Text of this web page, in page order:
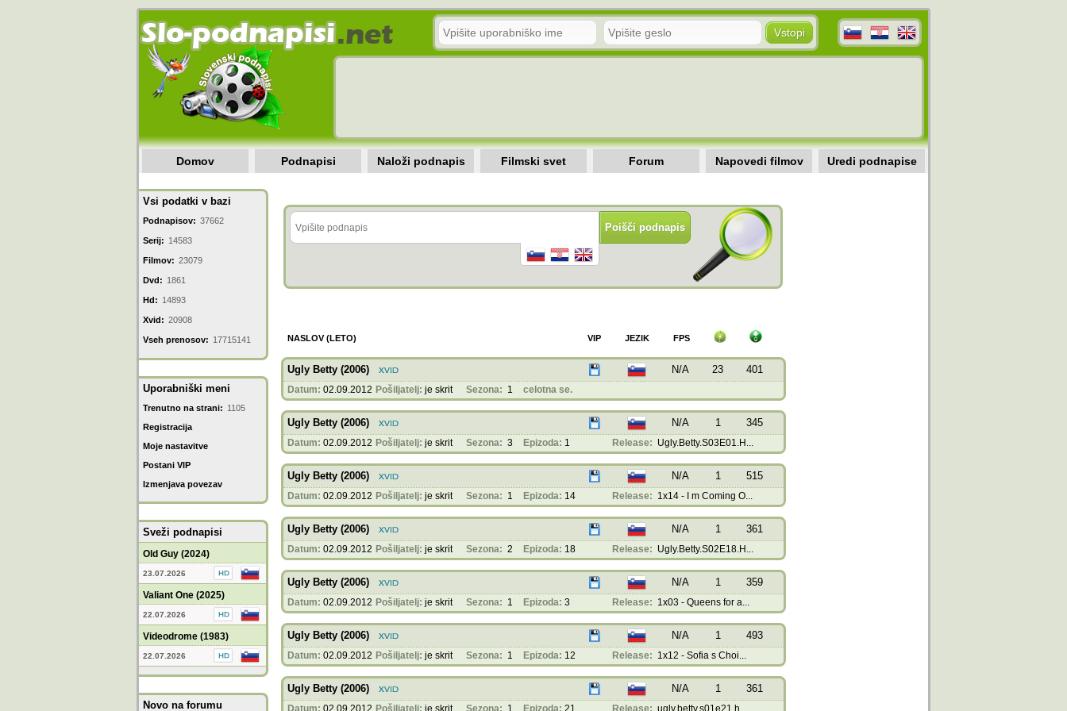
Domov Podnapisi Naloži podnapis Filmski svet Forum Napovedi filmov Uredi podnapise
Vsi podatki v bazi
Podnapisov: 37662
Serij: 14583
Filmov: 23079
Dvd: 1861
Hd: 14893
Xvid: 20908
Vseh prenosov: 17715141
Uporabniški meni
Trenutno na strani: 1105
Registracija
Moje nastavitve
Postani VIP
Izmenjava povezav
Sveži podnapisi
Old Guy (2024)
23.07.2026
Valiant One (2025)
22.07.2026
Videodrome (1983)
22.07.2026
Novo na forumu
NASLOV (LETO) FPS
JEZIK
VIP
Ugly Betty (2006) N/A 23 401
Datum: 02.09.2012 Pošiljatelj: je skrit Sezona: 1 celotna se.
Ugly Betty (2006) N/A 1 345
Datum: 02.09.2012 Pošiljatelj: je skrit Sezona: 3 Epizoda: 1 Release: Ugly.Betty.S03E01.H...
Ugly Betty (2006) N/A 1 515
Datum: 02.09.2012 Pošiljatelj: je skrit Sezona: 1 Epizoda: 14 Release: 1x14 - I m Coming O...
Ugly Betty (2006) N/A 1 361
Datum: 02.09.2012 Pošiljatelj: je skrit Sezona: 2 Epizoda: 18 Release: Ugly.Betty.S02E18.H...
Ugly Betty (2006) N/A 1 359
Datum: 02.09.2012 Pošiljatelj: je skrit Sezona: 1 Epizoda: 3 Release: 1x03 - Queens for a...
Ugly Betty (2006) N/A 1 493
Datum: 02.09.2012 Pošiljatelj: je skrit Sezona: 1 Epizoda: 12 Release: 1x12 - Sofia s Choi...
Ugly Betty (2006) N/A 1 361
Datum: 02.09.2012 Pošiljatelj: je skrit Sezona: 1 Epizoda: 21 Release: ugly.betty.s01e21.h...